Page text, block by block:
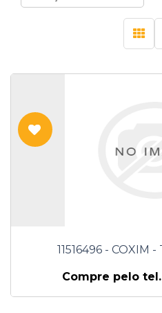
11516496 - COXIM
Compre pelo tel.